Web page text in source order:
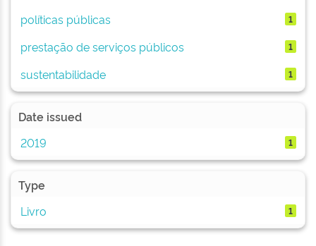
políticas públicas 1
prestação de serviços públicos 1
sustentabilidade 1
Date issued
2019
1
Type
Livro
1